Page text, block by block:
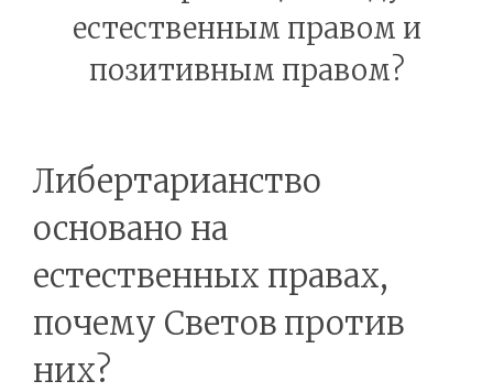
естественным правом и
позитивным правом?
Либертарианство
основано на
естественных правах,
почему Светов против
них?